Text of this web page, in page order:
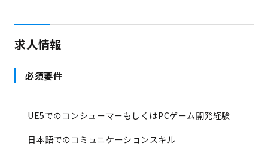
求人情報
必須要件
UE5でのコンシューマーもしくはPCゲーム開発経験
日本語でのコミュニケーションスキル